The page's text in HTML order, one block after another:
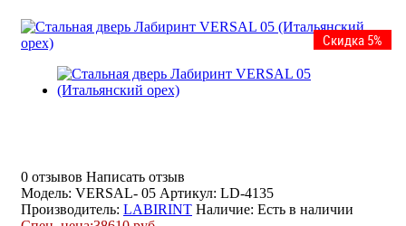
Скидка 5%
0 отзывов Написать отзыв
Модель: VERSAL- 05 Артикул: LD-4135
Производитель: LABIRINT Наличие: Есть в наличии